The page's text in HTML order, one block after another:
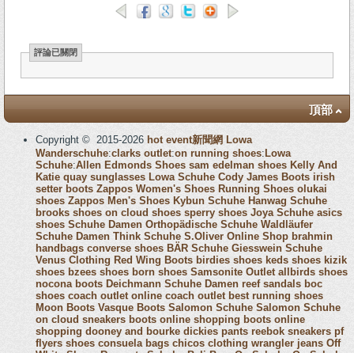
評論已關閉
頂部
Copyright © 2015-2026 hot event新聞網 Lowa
Wanderschuhe:clarks outlet:on running shoes: Lowa
Schuhe:Allen Edmonds Shoes sam edelman shoes Kelly And
Katie quay sunglasses Lowa Schuhe Cody James Boots irish
setter boots Zappos Women's Shoes Running Shoes olukai
shoes Zappos Men's Shoes Kybun Schuhe Hanwag Schuhe
brooks shoes on cloud shoes sperry shoes Joya Schuhe asics
shoes Schuhe Damen Orthopädische Schuhe Waldläufer
Schuhe Damen Think Schuhe S.Oliver Online Shop brahmin
handbags converse shoes BÄR Schuhe Giesswein Schuhe
Venus Clothing Red Wing Boots birdies shoes keds shoes kizik
shoes bzees shoes born shoes Samsonite Outlet allbirds shoes
nocona boots Deichmann Schuhe Damen reef sandals boc
shoes coach outlet online coach outlet best running shoes
Moon Boots Vasque Boots Salomon Schuhe Salomon Schuhe
on cloud sneakers boots online shopping boots online
shopping dooney and bourke dickies pants reebok sneakers pf
flyers shoes consuela bags chicos clothing wrangler jeans Off